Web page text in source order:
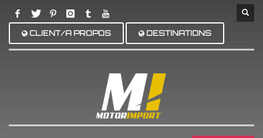
CLIENT/A PROPOS DESTINATIONS